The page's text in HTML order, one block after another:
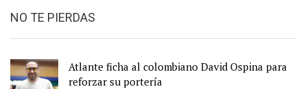
NO TE PIERDAS
Atlante ficha al colombiano David Ospina para
reforzar su portería